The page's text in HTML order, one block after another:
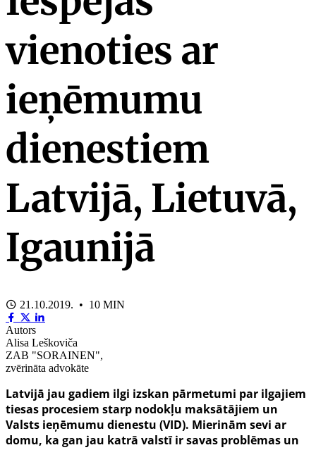
vienoties ar
ieņēmumu
dienestiem
Latvijā, Lietuvā,
Igaunijā
21.10.2019. • 10 MIN
Autors
Alisa Leškoviča
ZAB "SORAINEN",
zvērināta advokāte
Latvijā jau gadiem ilgi izskan pārmetumi par ilgajiem
tiesas procesiem starp nodokļu maksātājiem un
Valsts ieņēmumu dienestu (VID). Mierinām sevi ar
domu, ka gan jau katrā valstī ir savas problēmas un